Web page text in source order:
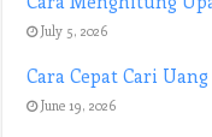
July 5, 2026
Cara Cepat Cari
June 19, 2026